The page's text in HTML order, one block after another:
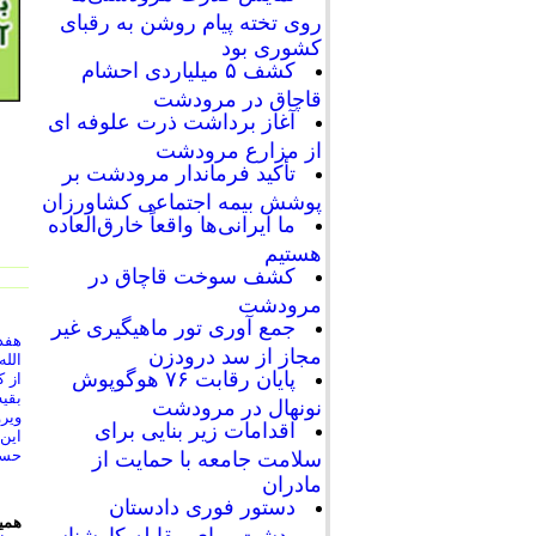
روی تخته پیام روشن به رقبای
کشوری بود
کشف ۵ میلیاردی احشام
قاچاق در مرودشت
آغاز برداشت ذرت علوفه ای
از مزارع مرودشت
تأکید فرماندار مرودشت بر
پوشش بیمه اجتماعی کشاورزان
ما ایرانی‌ها واقعاً خارق‌العاده
هستیم
کشف سوخت قاچاق در
مرودشت
جمع آوری تور ماهیگیری غیر
مجاز از سد درودزن
پایان رقابت‌ ۷۶ هوگوپوش
نونهال در مرودشت
اقدامات زیر بنایی برای
سلامت جامعه با حمایت از
مادران
دستور فوری دادستان